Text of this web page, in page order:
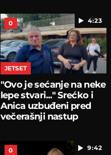
4:23
0
JETSET
"Ovo je sećanje na neke
lepe stvari..." Srećko i
Anica uzbuđeni pred
večerašnji nastup
9:42
0